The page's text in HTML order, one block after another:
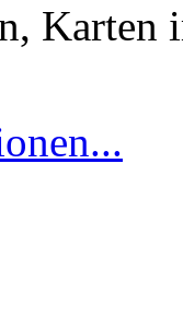
Karten